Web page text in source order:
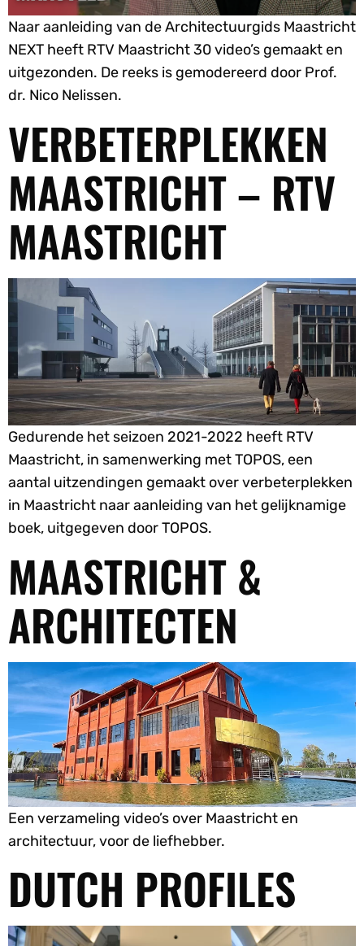
Naar aanleiding van de Architectuurgids Maastricht
NEXT heeft RTV Maastricht 30 video’s gemaakt en
uitgezonden. De reeks is gemodereerd door Prof.
dr. Nico Nelissen.
VERBETERPLEKKEN
MAASTRICHT – RTV
MAASTRICHT
Gedurende het seizoen 2021-2022 heeft RTV
Maastricht, in samenwerking met TOPOS, een
aantal uitzendingen gemaakt over verbeterplekken
in Maastricht naar aanleiding van het gelijknamige
boek, uitgegeven door TOPOS.
MAASTRICHT &
ARCHITECTEN
Een verzameling video’s over Maastricht en
architectuur, voor de liefhebber.
DUTCH PROFILES